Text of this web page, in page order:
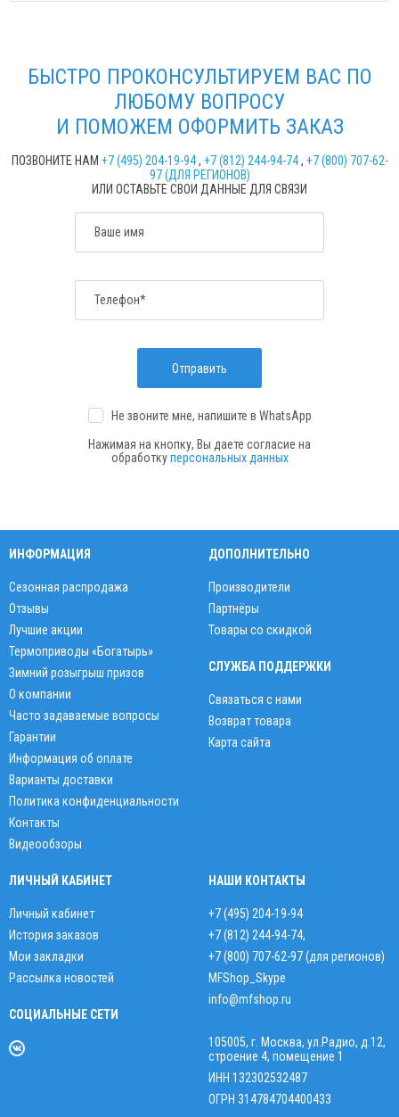
БЫСТРО ПРОКОНСУЛЬТИРУЕМ ВАС ПО
ЛЮБОМУ ВОПРОСУ
И ПОМОЖЕМ ОФОРМИТЬ ЗАКАЗ
ПОЗВОНИТЕ НАМ +7 (495) 204-19-94, +7 (812) 244-94-74, +7 (800) 707-62-
97 (ДЛЯ РЕГИОНОВ)
ИЛИ ОСТАВЬТЕ СВОИ ДАННЫЕ ДЛЯ СВЯЗИ
Ваше имя
Телефон*
Отправить
Не звоните мне, напишите в WhatsApp
Нажимая на кнопку, Вы даете согласие на
обработкуперсональных данных
ИНФОРМАЦИЯ
Сезонная распродажа
Отзывы
Лучшие акции
Термоприводы «Богатырь»
Зимний розыгрыш призов
О компании
Часто задаваемые вопросы
Гарантии
Информация об оплате
Варианты доставки
Политика конфиденциальности
Контакты
Видеообзоры
ДОПОЛНИТЕЛЬНО
Производители
Партнёры
Товары со скидкой
СЛУЖБА ПОДДЕРЖКИ
Связаться с нами
Возврат товара
Карта сайта
ЛИЧНЫЙ КАБИНЕТ
Личный кабинет
История заказов
Мои закладки
Рассылка новостей
СОЦИАЛЬНЫЕ СЕТИ
НАШИ КОНТАКТЫ
+7 (495) 204-19-94
+7 (812) 244-94-74,
+7 (800) 707-62-97 (для регионов)
MFShop_Skype
info@mfshop.ru
105005, г. Москва, ул.Радио, д.12,
строение 4, помещение 1
ИНН 132302532487
ОГРН 314784704400433